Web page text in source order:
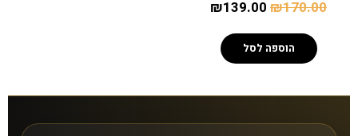
₪170.00
₪139.00
הוספה לסל